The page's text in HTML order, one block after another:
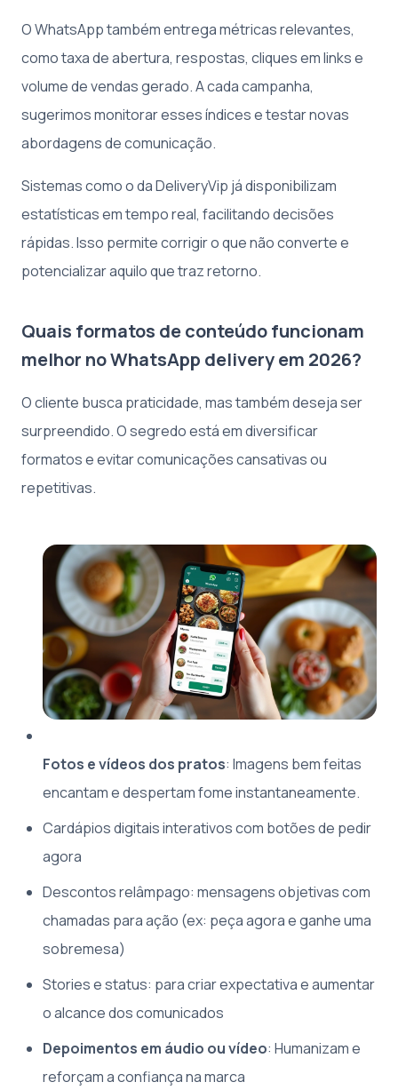
O WhatsApp também entrega métricas relevantes,
como taxa de abertura, respostas, cliques em links e
volume de vendas gerado. A cada campanha,
sugerimos monitorar esses índices e testar novas
abordagens de comunicação.
Sistemas como o da DeliveryVip já disponibilizam
estatísticas em tempo real, facilitando decisões
rápidas. Isso permite corrigir o que não converte e
potencializar aquilo que traz retorno.
Quais formatos de conteúdo funcionam
melhor no WhatsApp delivery em 2026?
O cliente busca praticidade, mas também deseja ser
surpreendido. O segredo está em diversificar
formatos e evitar comunicações cansativas ou
repetitivas.
Fotos e vídeos dos pratos: Imagens bem feitas
encantam e despertam fome instantaneamente.
Cardápios digitais interativos com botões de pedir
agora
Descontos relâmpago: mensagens objetivas com
chamadas para ação (ex: peça agora e ganhe uma
sobremesa)
Stories e status: para criar expectativa e aumentar
o alcance dos comunicados
Depoimentos em áudio ou vídeo: Humanizam e
reforçam a confiança na marca